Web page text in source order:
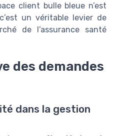
client bulle bleue n’est
un véritable levier de
de l’assurance santé
des demandes
dans la gestion